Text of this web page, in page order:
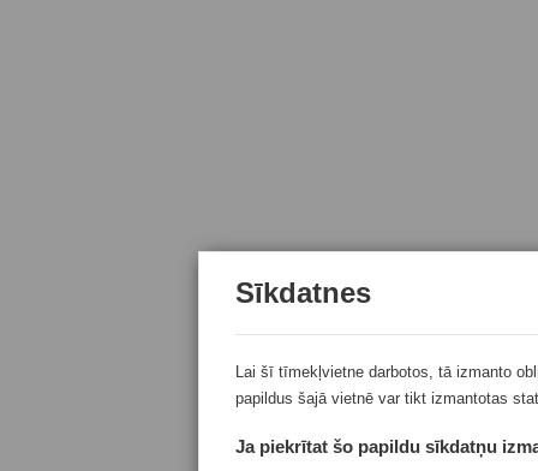
Sīkdatnes
Lai šī tīmekļvietne darbotos, tā izmanto
papildus šajā vietnē var tikt izmantotas
Ja piekrītat šo papildu sīkdatņu